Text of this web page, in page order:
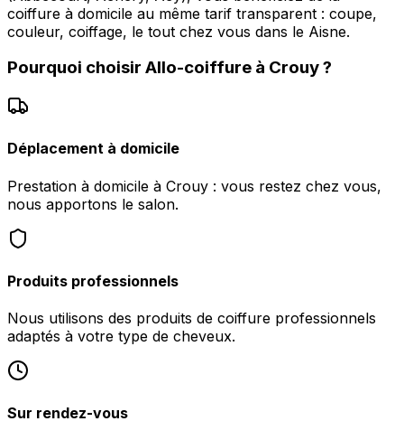
coiffure à domicile au même tarif transparent : coupe,
couleur, coiffage, le tout chez vous dans le Aisne.
Pourquoi choisir Allo-coiffure à Crouy?
Déplacement à domicile
Prestation à domicile à Crouy : vous restez chez vous,
nous apportons le salon.
Produits professionnels
Nous utilisons des produits de coiffure professionnels
adaptés à votre type de cheveux.
Sur rendez-vous